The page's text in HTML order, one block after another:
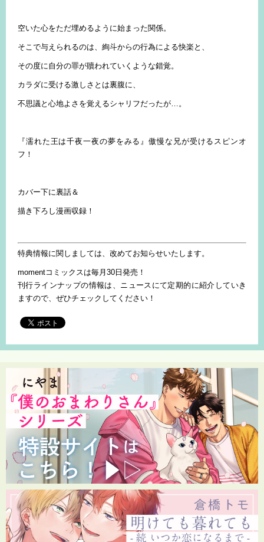
空いた心をただ埋めるように始まった関係。
そこで与えられるのは、絢斗からの行為による快楽と、
その度に自分の罪が贖われていくような錯覚。
カラダに受ける激しさとは裏腹に、
不思議と心地よさを覚えるシャリフだったが…。
『濡れた王は千夜一夜の夢をみる』傲慢な兄が受けるスピンオ
フ！
カバー下に裏話＆
描き下ろし漫画収録！
特典情報に関しましては、改めてお知らせいたします。
momentコミックスは毎月30日発売！
刊行ラインナップの情報は、ニュースにて定期的に紹介していき
ますので、ぜひチェックしてください！